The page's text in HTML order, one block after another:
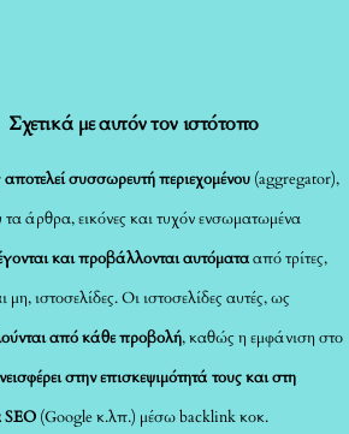
Σχετικά με αυτόν τον ιστότοπο
αποτελεί συσσωρευτή περιεχομένου (aggregator),
τα άρθρα, εικόνες και τυχόν ενσωματωμένα
και προβάλλονται αυτόματααπό τρίτες,
μη, ιστοσελίδες. Οι ιστοσελίδες αυτές, ως
από κάθε προβολή, καθώς η εμφάνιση στο
στην επισκεψιμότητά τους και στη
SEO (Google κ.λπ.) μέσω backlink κοκ.